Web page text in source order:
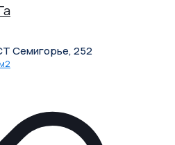
Семигорье, 252